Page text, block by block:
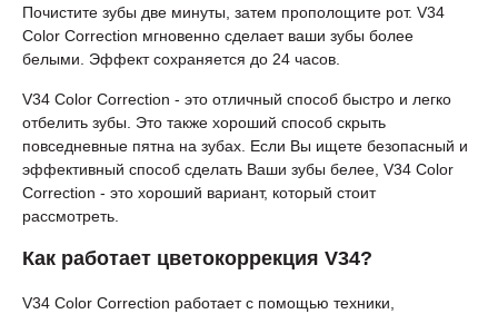
Почистите зубы две минуты, затем прополощите рот. V34
Color Correction мгновенно сделает ваши зубы более
белыми. Эффект сохраняется до 24 часов.
V34 Color Correction - это отличный способ быстро и легко
отбелить зубы. Это также хороший способ скрыть
повседневные пятна на зубах. Если Вы ищете безопасный и
эффективный способ сделать Ваши зубы белее, V34 Color
Correction - это хороший вариант, который стоит
рассмотреть.
Как работает цветокоррекция V34?
V34 Color Correction работает с помощью техники,